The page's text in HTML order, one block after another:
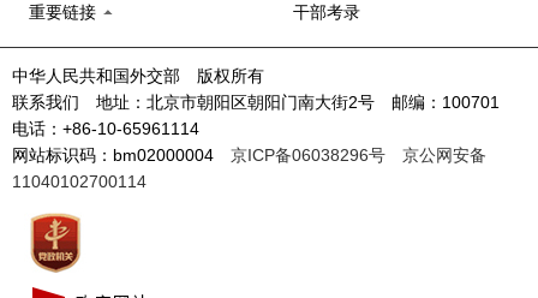
重要链接 干部考录
中华人民共和国外交部 版权所有
联系我们 地址：北京市朝阳区朝阳门南大街2号 邮编：100701
电话：+86-10-65961114
网站标识码：bm02000004 京ICP备06038296号
京公网安备
11040102700114